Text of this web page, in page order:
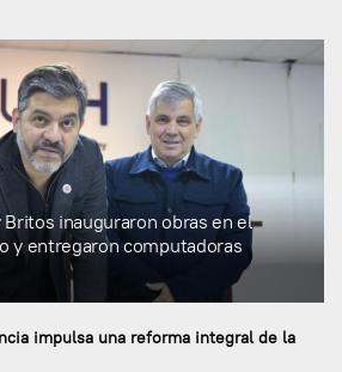
inauguraron obras en el
y entregaron computadoras
impulsa una reforma integral de la